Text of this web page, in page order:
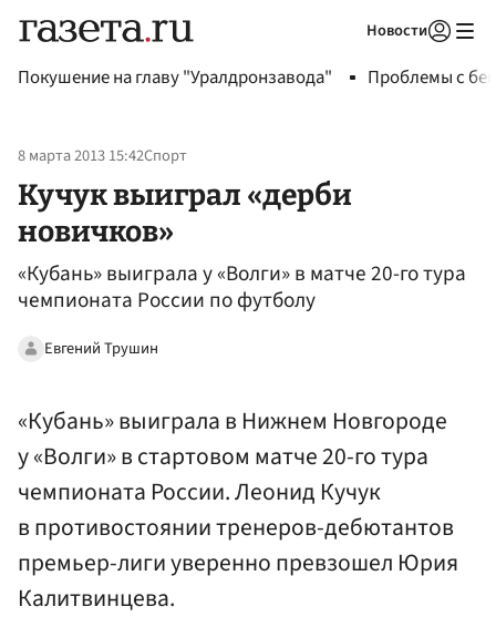
Новости
Покушение на главу "Уралдронзавода" Проблемы с
8 марта 2013 15:42Спорт
Кучук выиграл «дерби
новичков»
«Кубань» выиграла у «Волги» в матче 20-го тура
чемпионата России по футболу
Евгений Трушин
«Кубань» выиграла в Нижнем Новгороде
у «Волги» в стартовом матче 20-го тура
чемпионата России. Леонид Кучук
в противостоянии тренеров-дебютантов
премьер-лиги уверенно превзошел Юрия
Калитвинцева.